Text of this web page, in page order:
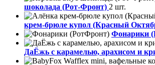
шоколада (Рот-Фронт) 2 шт.
крем-брюле купол (Красный
Фонарики
ДаЁжь с карамелью, арахисом и